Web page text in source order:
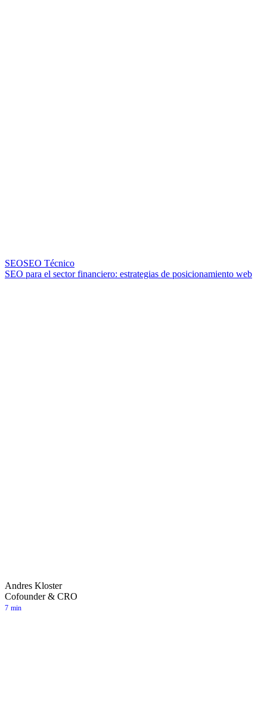
SEOSEO Técnico
SEO para el sector financiero: estrategias de posicionamiento web
Andres Kloster
Cofounder & CRO
7 min